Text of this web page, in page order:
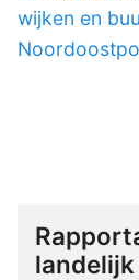
wijken en